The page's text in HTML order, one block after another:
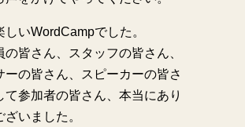
しいWordCampでした。
の皆さん、スタッフの皆さん、
ーの皆さん、スピーカーの皆さ
て参加者の皆さん、本当にあり
ざいました。